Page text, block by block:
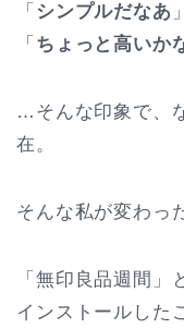
「 シンプルだなあ 」
「 ちょっと高いか
…そんな印象で、
在。
そんな私が変わっ
「無印良品週間
インストールした